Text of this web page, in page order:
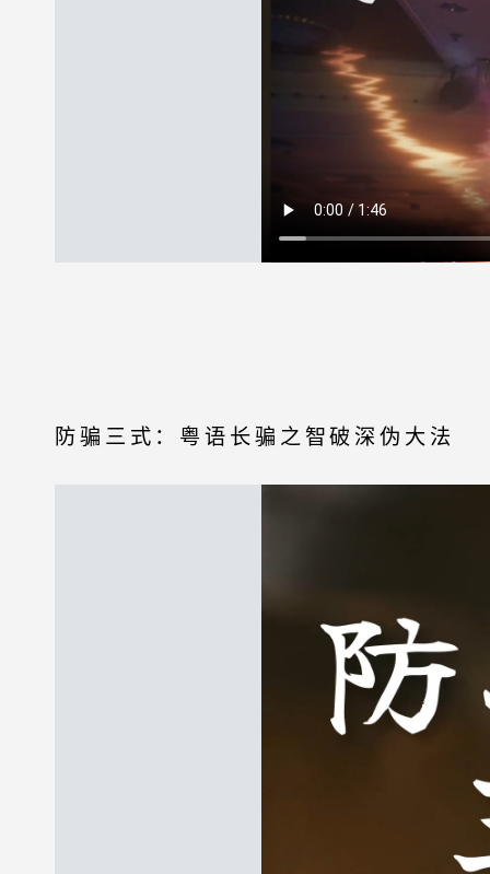
防骗三式：粤语长骗之智破深伪大法